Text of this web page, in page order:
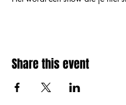
Share this event